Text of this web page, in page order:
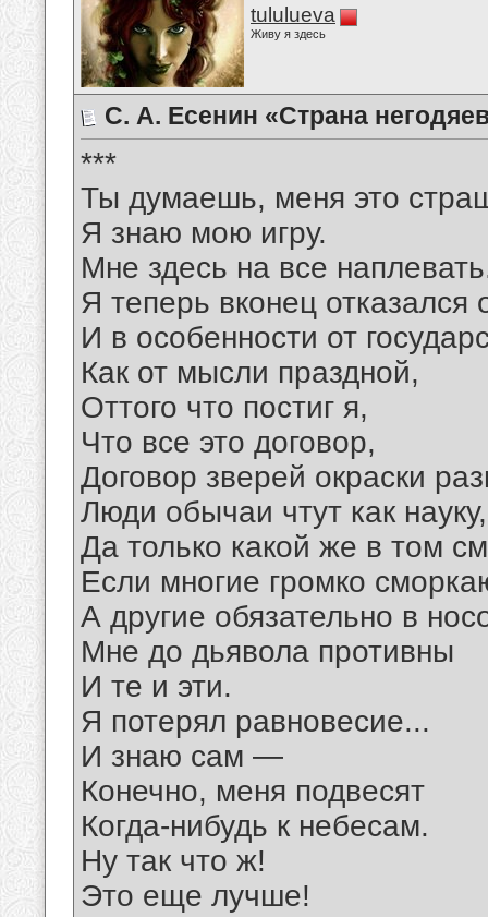
tululueva
Живу я здесь
С. А. Есенин «Страна
***
Ты думаешь, меня это
Я знаю мою игру.
Мне здесь на все
Я теперь вконец отказался
И в особенности от
Как от мысли праздной,
Оттого что постиг я,
Что все это договор,
Договор зверей окраски
Люди обычаи чтут как науку,
Да только какой же в том
Если многие громко
А другие обязательно в
Мне до дьявола противны
И те и эти.
Я потерял равновесие...
И знаю сам —
Конечно, меня подвесят
Когда-нибудь к небесам.
Ну так что ж!
Это еще лучше!